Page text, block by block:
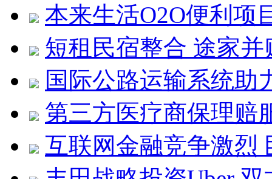
本来生活O2O便利项
短租民宿整合 途家
国际公路运输系统助
第三方医疗商保理赔
互联网金融竞争激烈